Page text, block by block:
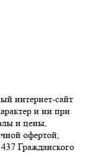
интернет-сайт
и ни при
и цены,
офертой,
Гражданского